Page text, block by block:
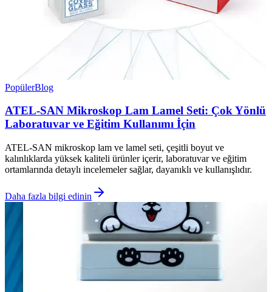
PopülerBlog
ATEL-SAN Mikroskop Lam Lamel Seti: Çok Yönlü
Laboratuvar ve Eğitim Kullanımı İçin
ATEL-SAN mikroskop lam ve lamel seti, çeşitli boyut ve
kalınlıklarda yüksek kaliteli ürünler içerir, laboratuvar ve eğitim
ortamlarında detaylı incelemeler sağlar, dayanıklı ve kullanışlıdır.
Daha fazla bilgi edinin